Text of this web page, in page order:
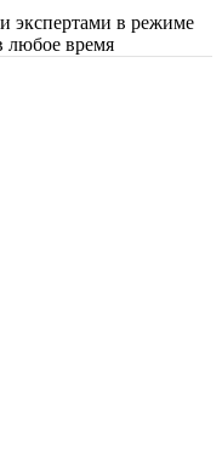
экспертами в режиме
любое время